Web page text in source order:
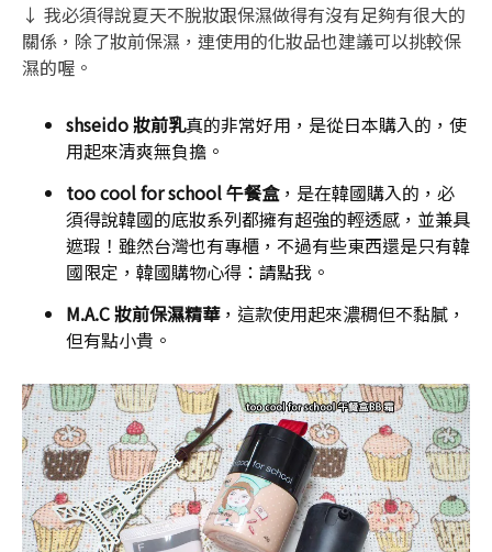
↓ 我必須得說夏天不脫妝跟保濕做得有沒有足夠有很大的
關係，除了妝前保濕，連使用的化妝品也建議可以挑較保
濕的喔。
shseido 妝前乳真的非常好用，是從日本購入的，使
用起來清爽無負擔。
too cool for school午餐盒，是在韓國購入的，必
須得說韓國的底妝系列都擁有超強的輕透感，並兼具
遮瑕！雖然台灣也有專櫃，不過有些東西還是只有韓
國限定，韓國購物心得： 請點我 。
M.A.C 妝前保濕精華，這款使用起來濃稠但不黏膩，
但有點小貴。